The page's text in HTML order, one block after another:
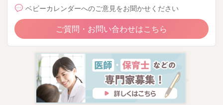
ベビーカレンダーへのご意見をお聞かせください
ご質問・お問い合わせはこちら